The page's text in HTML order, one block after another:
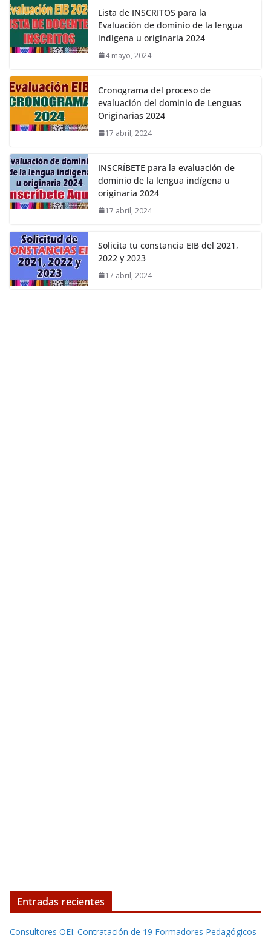
Lista de INSCRITOS para la
Evaluación de dominio de la lengua
indígena u originaria 2024
4 mayo, 2024
Cronograma del proceso de
evaluación del dominio de Lenguas
Originarias 2024
17 abril, 2024
INSCRÍBETE para la evaluación de
dominio de la lengua indígena u
originaria 2024
17 abril, 2024
Solicita tu constancia EIB del 2021,
2022 y 2023
17 abril, 2024
Entradas recientes
Consultores OEI: Contratación de 19 Formadores Pedagógicos